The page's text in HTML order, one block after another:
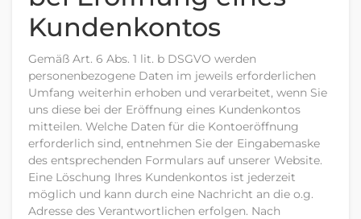
Kundenkontos
Gemäß Art. 6 Abs. 1 lit. b DSGVO werden
personenbezogene Daten im jeweils erforderlichen
Umfang weiterhin erhoben und verarbeitet, wenn Sie
uns diese bei der Eröffnung eines Kundenkontos
mitteilen. Welche Daten für die Kontoeröffnung
erforderlich sind, entnehmen Sie der Eingabemaske
des entsprechenden Formulars auf unserer Website.
Eine Löschung Ihres Kundenkontos ist jederzeit
möglich und kann durch eine Nachricht an die o.g.
Adresse des Verantwortlichen erfolgen. Nach